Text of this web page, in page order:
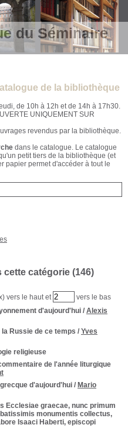
du Séminaire
de la bibliothèque
de 10h à 12h et de 14h à 17h30.
UNIQUEMENT SUR
revendus par la bibliothèque.
dans le catalogue. Le catalogue
petit tiers de la bibliothèque (et
papier permet d'accéder à tout le
cette catégorie (146)
vers le haut et
vers le bas
d'aujourd'hui / Alexis
Russie de ce temps / Yves
religieuse
de l'année liturgique
d'aujourd'hui / Mario
Ecclesiae graecae, nunc primum
monumentis collectus,
Isaaci Haberti, episcopi